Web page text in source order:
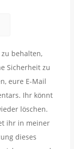
behalten,
Sicherheit zu
eure E-Mail
Ihr könnt
löschen.
ihr in meiner
dieses